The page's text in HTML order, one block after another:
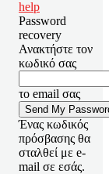
help
Password
recovery
Ανακτήστε τον
κωδικό σας
το email σας
Ένας κωδικός
πρόσβασης θα
σταλθεί με e-
mail σε εσάς.